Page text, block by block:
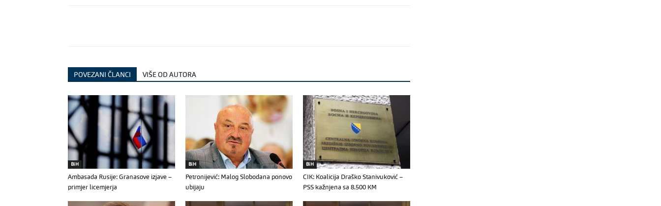
POVEZANI ČLANCI VIŠE OD AUTORA
BiH
Ambasada Rusije: Granasove izjave –
primjer licemjerja
BiH
Petronijević: Malog Slobodana ponovo
ubijaju
BiH
CIK: Koalicija Draško Stanivuković –
PSS kažnjena sa 8.500 KM